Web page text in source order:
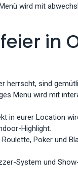
wird mit
in
herrscht, sind
Menü wird mit
in eurer Location
Highlight.
Roulette, Poker und
System und